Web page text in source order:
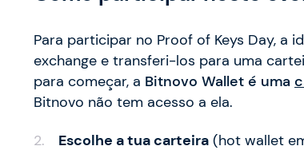
Para participar no Proof of Keys Day, a
exchange e transferi-los para uma
para começar, a Bitnovo Wallet é uma
Bitnovo não tem acesso a ela.
Escolhe a tua carteira(hot wallet